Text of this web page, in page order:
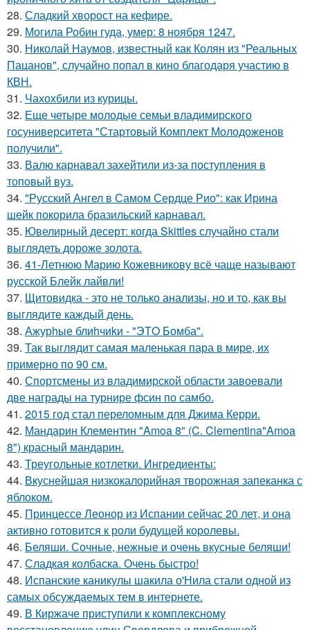
28. Сладкий хворост на кефире.
29. Могила Робин гуда, умер: 8 ноября 1247.
30. Николай Наумов, известный как Колян из "Реальных
Пацанов", случайно попал в кино благодаря участию в
КВН.
31. Чахохбили из курицы.
32. Еще четыре молодые семьи владимирского
госуниверситета "Стартовый Комплект Молодоженов
получили".
33. Валю карнавал захейтили из-за поступления в
топовый вуз.
34. "Русский Ангел в Самом Сердце Рио": как Ирина
шейк покорила бразильский карнавал.
35. Ювелирный десерт: когда Skittles случайно стали
выглядеть дороже золота.
36. 41-Летнюю Марию Кожевникову всё чаще называют
русской Блейк лайвли!
37. Щитовидка - это не только анализы, но и то, как вы
выглядите каждый день.
38. Ажурhые блиhчиkи - "ЭТO Бомба".
39. Так выглядит самая маленькая пара в мире, их
примерно по 90 см.
40. Спортсмены из владимирской области завоевали
две награды на турнире фсин по самбо.
41. 2015 год стал переломным для Джима Керри.
42. Мандарин Клементин "Amoa 8" (C. Clementina"Amoa
8") красный мандарин.
43. Треугольные котлетки. Ингредиенты:
44. Вкуснейшая низкокалорийная творожная запеканка с
яблоком.
45. Принцессе Леонор из Испании сейчас 20 лет, и она
активно готовится к роли будущей королевы.
46. Беляши. Сочные, нежные и очень вкусные беляши!
47. Сладкая колбаска. Очень быстро!
48. Испанские каникулы шакила о'Нила стали одной из
самых обсуждаемых тем в интернете.
49. В Киржаче приступили к комплексному